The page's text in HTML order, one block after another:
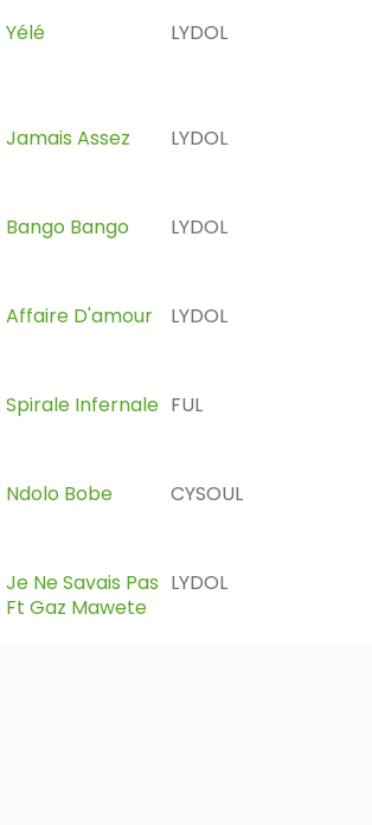
Yélé LYDOL
Jamais Assez LYDOL
Bango Bango LYDOL
Affaire D'amour LYDOL
Spirale Infernale FUL
Ndolo Bobe CYSOUL
Je Ne Savais Pas
Ft Gaz Mawete
LYDOL